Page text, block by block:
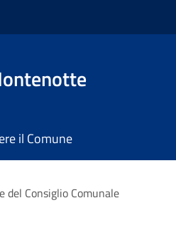
il Comune
del Consiglio Comunale